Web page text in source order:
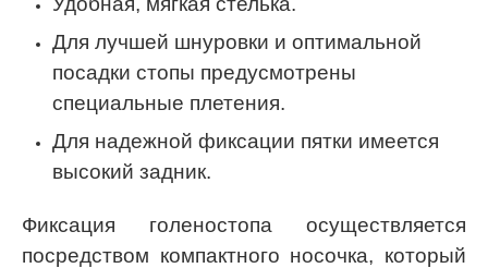
Для лучшей шнуровки и оптимальной
посадки стопы предусмотрены
специальные плетения.
Для надежной фиксации пятки имеется
высокий задник.
Фиксация голеностопа осуществляется
посредством компактного носочка, который